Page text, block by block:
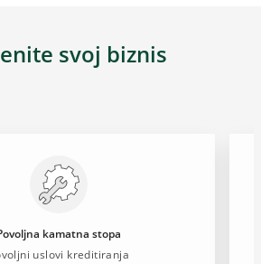
svoj biznis
kamatna stopa
uslovi kreditiranja